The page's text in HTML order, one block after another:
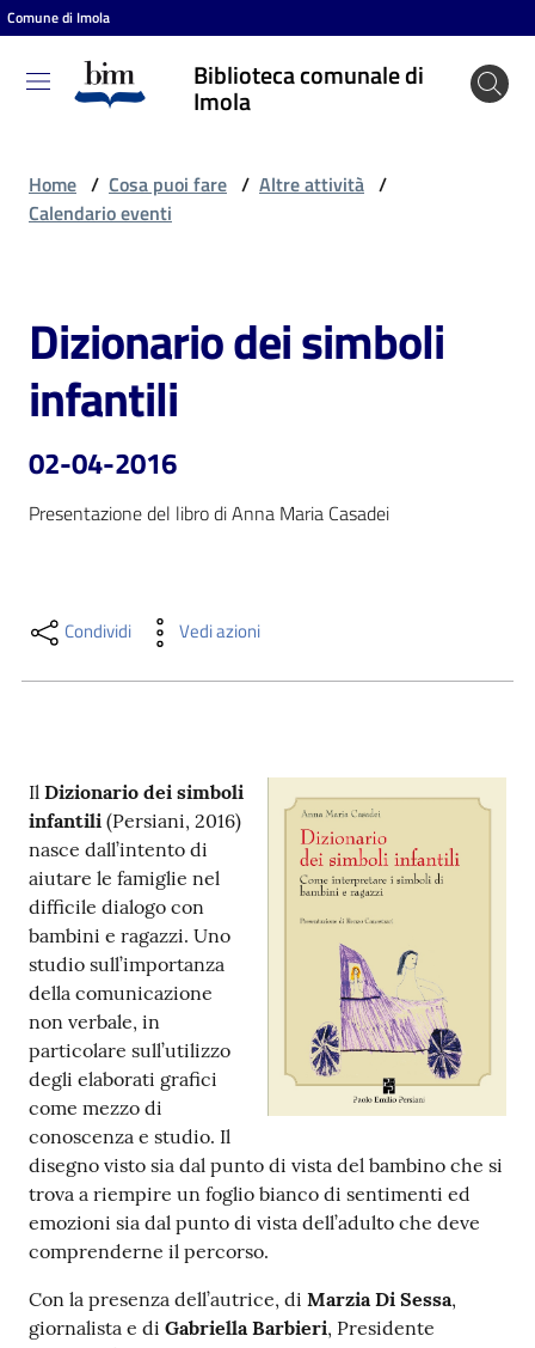
Vai al contenuto
Vai alla navigazione
Vai al footer
Comune di Imola
Biblioteca comunale di
Imola
Biblioteca
comunale
Cosa
puoi
fare
Scopri
Casa
Piani
Archivio
storico
Decentrate
Patto
per
la
lettura
Seguici
Home / Cosa puoi fare / Altre attività /
Calendario eventi
Salta al contenuto
Dizionario dei simboli
infantili
02-04-2016
Presentazione del libro di Anna Maria Casadei
Condividi Vedi azioni
Il Dizionario dei simboli
infantili (Persiani, 2016)
nasce dall’intento di
aiutare le famiglie nel
difficile dialogo con
bambini e ragazzi. Uno
studio sull’importanza
della comunicazione
non verbale, in
particolare sull’utilizzo
degli elaborati grafici
come mezzo di
conoscenza e studio. Il
disegno visto sia dal punto di vista del bambino che si
trova a riempire un foglio bianco di sentimenti ed
emozioni sia dal punto di vista dell’adulto che deve
comprenderne il percorso.
Con la presenza dell’autrice, di Marzia Di Sessa,
giornalista e di Gabriella Barbieri, Presidente